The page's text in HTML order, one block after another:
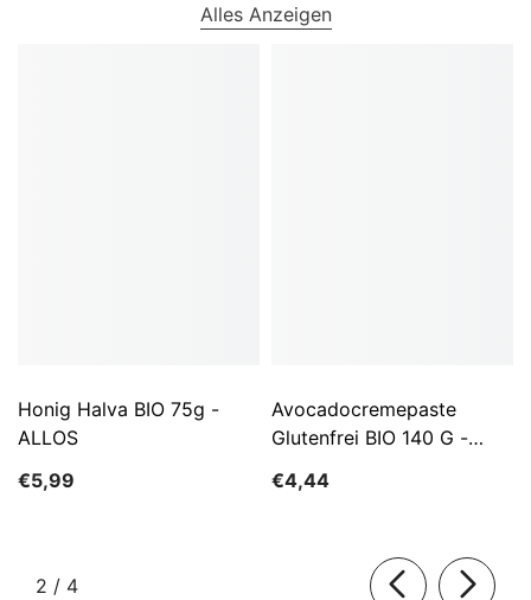
Alles Anzeigen
Honig Halva BIO 75g -
ALLOS
€5,99
Avocadocremepaste
Glutenfrei BIO 140 G -
€4,44
2 / von
4